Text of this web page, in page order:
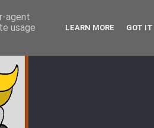
agent
usage
LEARN MORE GOT IT